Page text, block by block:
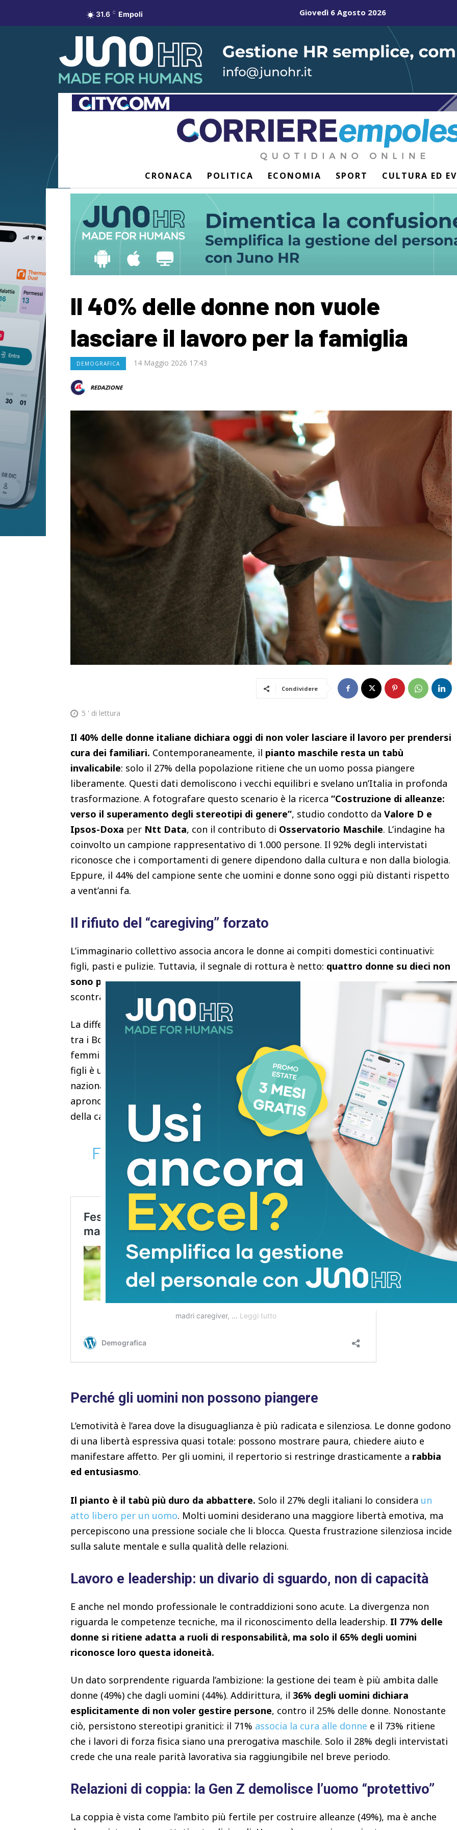
31.6 C Empoli Giovedì 6 Agosto 2026
CRONACA POLITICA ECONOMIA SPORT CULTURA ED
Il 40% delle donne non vuole
lasciare il lavoro per la famiglia
DEMOGRAFICA 14 Maggio 2026 17:43
REDAZIONE
Condividere
5 ' di lettura
Il 40% delle donne italiane dichiara oggi di non voler lasciare il lavoro per prendersi
cura dei familiari. Contemporaneamente, il pianto maschile resta un tabù
invalicabile: solo il 27% della popolazione ritiene che un uomo possa piangere
liberamente. Questi dati demoliscono i vecchi equilibri e svelano un’Italia in profonda
trasformazione. A fotografare questo scenario è la ricerca “Costruzione di alleanze:
verso il superamento degli stereotipi di genere”, studio condotto da Valore D e
Ipsos-Doxa per Ntt Data, con il contributo di Osservatorio Maschile. L’indagine ha
coinvolto un campione rappresentativo di 1.000 persone. Il 92% degli intervistati
riconosce che i comportamenti di genere dipendono dalla cultura e non dalla biologia.
Eppure, il 44% del campione sente che uomini e donne sono oggi più distanti rispetto
a vent’anni fa.
Il rifiuto del “caregiving” forzato
L’immaginario collettivo associa ancora le donne ai compiti domestici continuativi:
figli, pasti e pulizie. Tuttavia, il segnale di rottura è netto: quattro donne su dieci non
sono più disposte a sacrificare la carriera per l’assistenza familiare.
Questo dato si
scontra con una società che continua ad aspettarsi il sacrificio femminile.
La differenza tra le generazioni è abissale. Il modello della
tra i Boomer. Il 72% di loro indica la cura dei figli come un compito primariamente
femminile. La
riscrive completamente questo schema. Per i giovani, la cura dei
figli è un compito paritario per il 50% degli intervistati, contro il 67% della media
nazionale. Le giovani donne si sentono meno vincolate alla routine domestica e si
aprono a competenze tecniche tradizionalmente maschili, come la manutenzione
della casa.
FESTA DELLA MAMMA, IL REGALO PIÙ UTILE PER
MADRE CAREGIVER? NON DOVER CHIEDERE AIUTO
Perché gli uomini non possono piangere
L’emotività è l’area dove la disuguaglianza è più radicata e silenziosa. Le donne godono
di una libertà espressiva quasi totale: possono mostrare paura, chiedere aiuto e
manifestare affetto. Per gli uomini, il repertorio si restringe drasticamente a rabbia
ed entusiasmo.
Il pianto è il tabù più duro da abbattere. Solo il 27% degli italiani lo considera un
atto libero per un uomo. Molti uomini desiderano una maggiore libertà emotiva, ma
percepiscono una pressione sociale che li blocca. Questa frustrazione silenziosa incide
sulla salute mentale e sulla qualità delle relazioni.
Lavoro e leadership: un divario di sguardo, non di capacità
E anche nel mondo professionale le contraddizioni sono acute. La divergenza non
riguarda le competenze tecniche, ma il riconoscimento della leadership. Il 77% delle
donne si ritiene adatta a ruoli di responsabilità, ma solo il 65% degli uomini
riconosce loro questa idoneità.
Un dato sorprendente riguarda l’ambizione: la gestione dei team è più ambita dalle
donne (49%) che dagli uomini (44%). Addirittura, il 36% degli uomini dichiara
esplicitamente di non voler gestire persone, contro il 25% delle donne. Nonostante
ciò, persistono stereotipi granitici: il 71% associa la cura alle donne e il 73% ritiene
che i lavori di forza fisica siano una prerogativa maschile. Solo il 28% degli intervistati
crede che una reale parità lavorativa sia raggiungibile nel breve periodo.
Relazioni di coppia: la Gen Z demolisce l’uomo “protettivo”
La coppia è vista come l’ambito più fertile per costruire alleanze (49%), ma è anche